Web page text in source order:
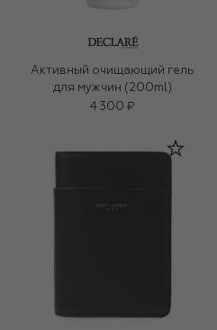
Активный очищающий гель
для мужчин (200ml)
4 300 ₽